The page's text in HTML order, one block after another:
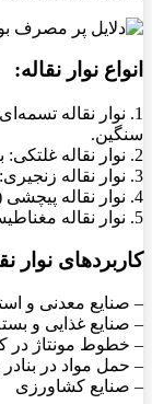
انواع نوار نقاله:
1. نوار نقاله
سنگین.
2. نوار نقاله غلتکی: برای جابه‌جایی کالاهای سنگین و بسته‌بندی‌ها.
3. نوار نقاله زنجیری: مناسب برای انتقال مواد سنگین مانند فلزات.
4. نوار نقاله پیچشی (اسکرو): برای انتقال مواد پودری و دانه‌ای.
5. نوار نقاله مغناطیسی: برای جابه‌جایی مواد فلزی.
کاربردهای نوار
– صنایع معدنی و
– صنایع غذایی و
– خطوط مونتاژ در
– حمل مواد در بنادر
– صنایع کشاورزی